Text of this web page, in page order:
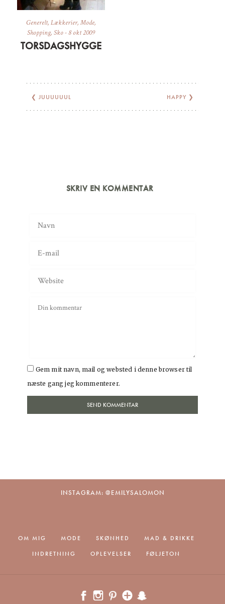
Generelt, Lækkerier, Mode,
Shopping, Sko-8 okt 2009
TORSDAGSHYGGE
❮ JUUUUUUL HAPPY ❯
SKRIV EN KOMMENTAR
Gem mit navn, mail og websted i denne browser til
næste gang jeg kommenterer.
INSTAGRAM: @EMILYSALOMON
OM MIG MODE SKØNHED
MAD & DRIKKE
INDRETNING
OPLEVELSER FØLJETON